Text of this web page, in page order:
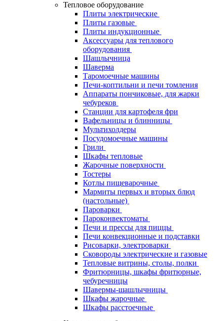
Тепловое оборудование
Плиты электрические
Плиты газовые
Плиты индукционные
Аксессуары для теплового
оборудования
Шашлычница
Шаверма
Таромоечные машины
Печи-коптильни и печи томления
Аппараты пончиковые, для жарки
чебуреков
Станции для картофеля фри
Вафельницы и блинницы
Мультихолдеры
Посудомоечные машины
Грили
Шкафы тепловые
Жарочные поверхности
Тостеры
Котлы пищеварочные
Мармиты первых и вторых блюд
(настольные)
Пароварки
Пароконвектоматы
Печи и прессы для пиццы
Печи конвекционные и подставки
Рисоварки, электроварки
Сковороды электрические и газовые
Тепловые витрины, столы, полки
Фритюрницы, шкафы фритюрные,
чебуречницы
Шавермы-шашлычницы
Шкафы жарочные
Шкафы расстоечные